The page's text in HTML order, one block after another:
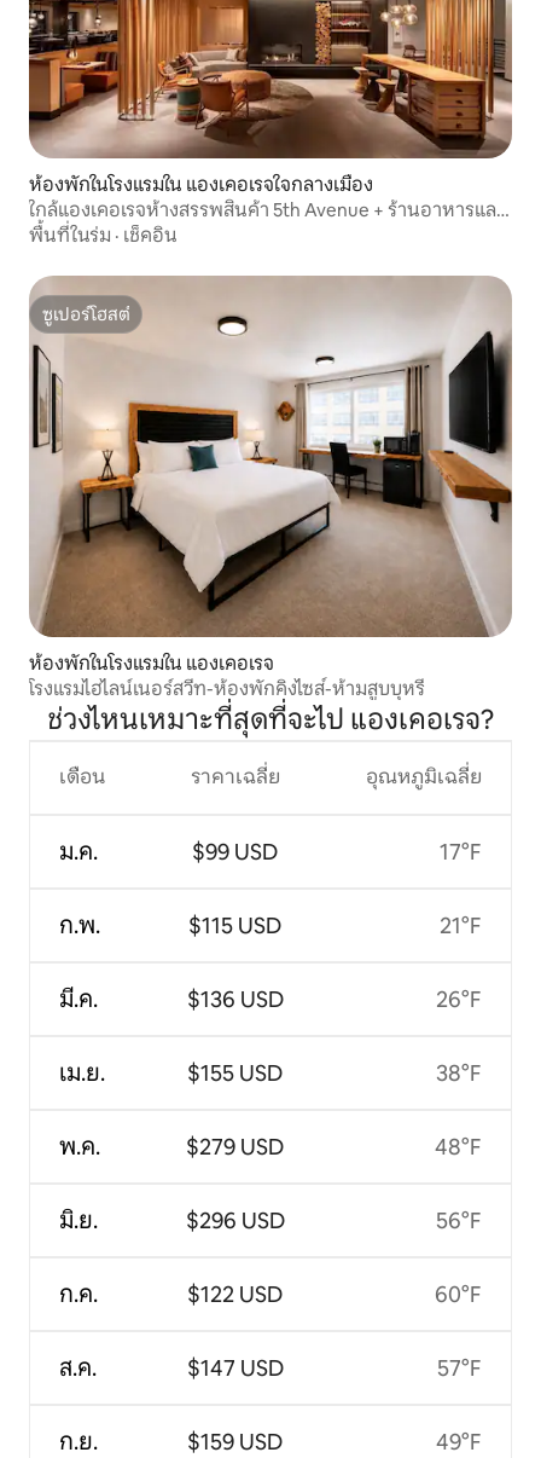
ห้องพักในโรงแรมใน แองเคอเรจใจกลางเมือง
ใกล้แองเคอเรจห้างสรรพสินค้า 5th Avenue + ร้านอาหารและ
บาร์
พื้นที่ในร่ม · เช็คอิน
ซูเปอร์โฮสต์
ซูเปอร์โฮสต์
ห้องพักในโรงแรมใน แองเคอเรจ
โรงแรมไฮไลน์เนอร์สวีท-ห้องพักคิงไซส์-ห้ามสูบบุหรี่
ช่วงไหนเหมาะที่สุดที่จะไป แองเคอเรจ?
เดือน
ม.ค.
ก.พ.
มี.ค.
เม.ย.
พ.ค.
มิ.ย.
ก.ค.
ส.ค.
ก.ย.
ราคาเฉลี่ย
$99 USD
$115 USD
$136 USD
$155 USD
$279 USD
$296 USD
$122 USD
$147 USD
$159 USD
อุณหภูมิเฉลี่ย
17°F
21°F
26°F
38°F
48°F
56°F
60°F
57°F
49°F